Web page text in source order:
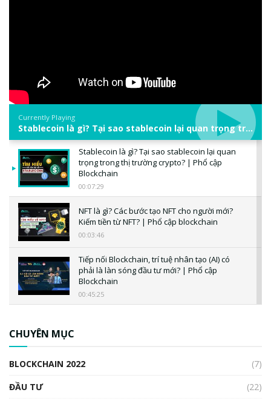
Currently Playing
Stablecoin là gì? Tại sao stablecoin lại quan trọng trong thị trường crypto? | Phổ cập Blockchain
Stablecoin là gì? Tại sao stablecoin lại quan
trọng trong thị trường crypto? | Phổ cập
Blockchain
00:07:29
NFT là gì? Các bước tạo NFT cho người mới?
Kiếm tiền từ NFT? | Phổ cập blockchain
00:03:46
Tiếp nối Blockchain, trí tuệ nhân tạo (AI) có
phải là làn sóng đầu tư mới? | Phổ cập
Blockchain
00:45:25
CHUYÊN MỤC
BLOCKCHAIN 2022
(7)
ĐẦU TƯ
(22)